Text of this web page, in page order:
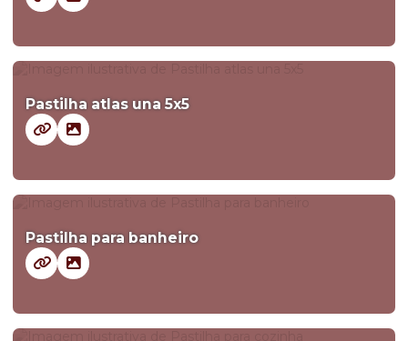
Pastilha atlas una 5x5
Pastilha para banheiro